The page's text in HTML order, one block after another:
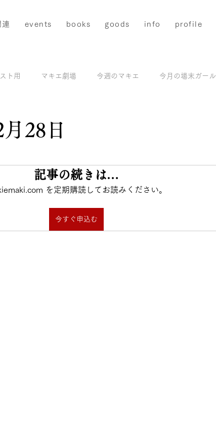
連 events books goods info profile
ト用 マキエ劇場 今週のマキエ 今月の場末ガール
28日
います。
記事の続きは…
を定期購読してお読みください。
今すぐ申込む